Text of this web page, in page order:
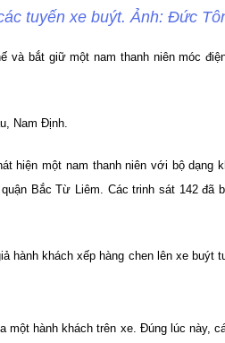
tuyến xe buýt. Ảnh: Đức
và bắt giữ một nam thanh niên móc
Nam Định.
hiện một nam thanh niên với bộ dạng
Bắc Từ Liêm. Các trinh sát 142 đã
hành khách xếp hàng chen lên xe buýt
một hành khách trên xe. Đúng lúc này,